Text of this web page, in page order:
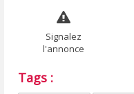
Signalez
l'annonce
Tags :